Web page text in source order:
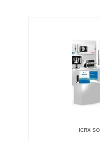
ICRX